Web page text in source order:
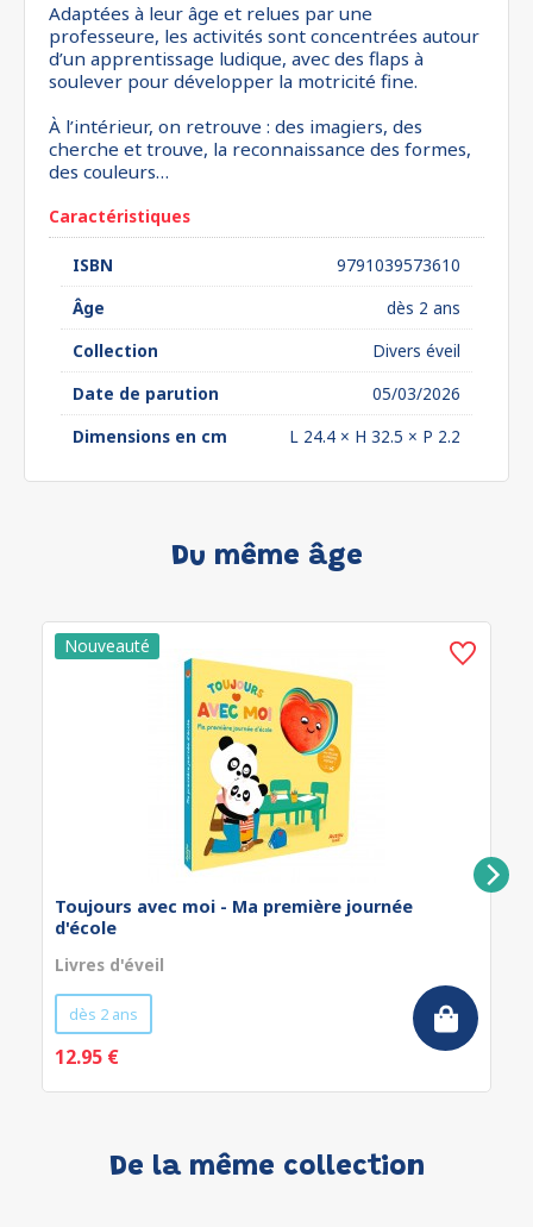
Adaptées à leur âge et relues par une
professeure, les activités sont concentrées autour
d’un apprentissage ludique, avec des flaps à
soulever pour développer la motricité fine.
À l’intérieur, on retrouve : des imagiers, des
cherche et trouve, la reconnaissance des formes,
des couleurs…
Caractéristiques
ISBN
9791039573610
Âge
dès 2 ans
Collection
Divers éveil
Date de parution
05/03/2026
Dimensions en cm
L 24.4 × H 32.5 × P 2.2
Du même âge
Toujours avec moi - Ma première journée
d'école
Livres d'éveil
dès 2 ans
12.95 €
De la même collection